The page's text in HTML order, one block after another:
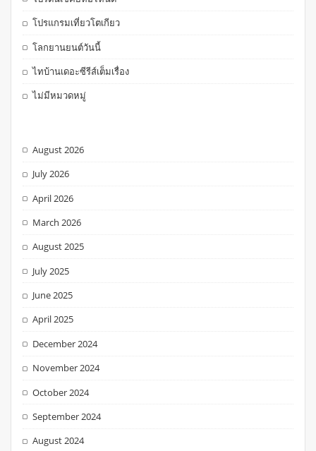
โปรแกรมเที่ยวโตเกียว
โลกยานยนต์วันนี้
ไทบ้านเดอะซีรีส์เต็มเรื่อง
ไม่มีหมวดหมู่
August 2026
July 2026
April 2026
March 2026
August 2025
July 2025
June 2025
April 2025
December 2024
November 2024
October 2024
September 2024
August 2024